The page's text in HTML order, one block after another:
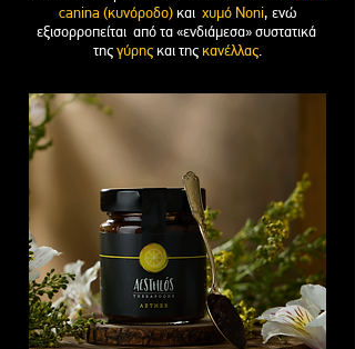
canina (κυνόροδο) και χυμό Noni, ενώ
εξισορροπείται από τα «ενδιάμεσα» συστατικά
τηςγύρης και της κανέλλας